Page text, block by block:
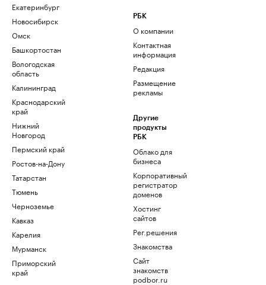
Екатеринбург
Новосибирск
Омск
Башкортостан
Вологодская
область
Калининград
Краснодарский
край
Нижний
Новгород
Пермский край
Ростов-на-Дону
Татарстан
Тюмень
Черноземье
Кавказ
Карелия
Мурманск
Приморский
край
РБК
О компании
Контактная
информация
Редакция
Размещение
рекламы
Другие
продукты
РБК
Облако для
бизнеса
Корпоративный
регистратор
доменов
Хостинг
сайтов
Рег.решения
Знакомства
Сайт
знакомств
podbor.ru